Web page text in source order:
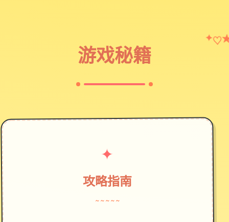
游戏秘籍
✦ ♡
✦
攻略指南
~~~~~